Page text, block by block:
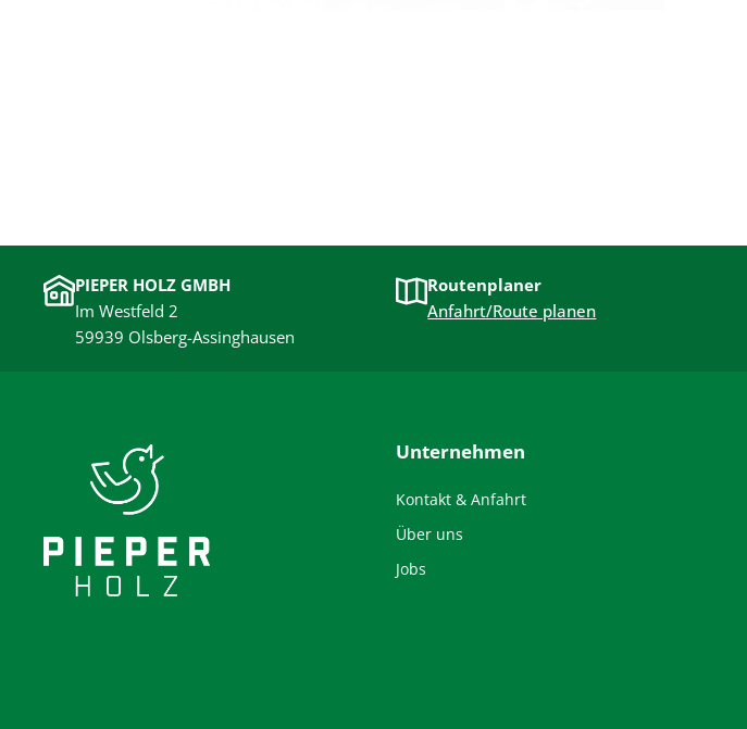
PIEPER HOLZ GMBH
Im Westfeld 2
59939 Olsberg-Assinghausen
Routenplaner
Anfahrt/Route planen
Unternehmen
Kontakt & Anfahrt
Über uns
Jobs